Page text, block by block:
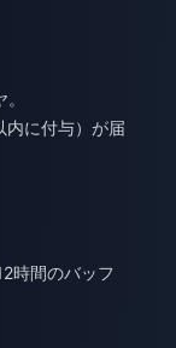
内に付与）が届
時間のバッフ